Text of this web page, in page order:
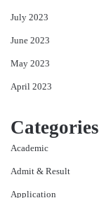
July 2023
June 2023
May 2023
April 2023
Categories
Academic
Admit & Result
Application